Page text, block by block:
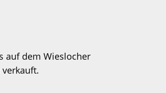
auf dem Wieslocher